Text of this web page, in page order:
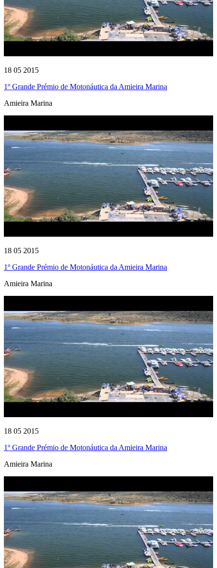
18 05 2015
1º Grande Prémio de Motonáutica da Amieira Marina
Amieira Marina
18 05 2015
1º Grande Prémio de Motonáutica da Amieira Marina
Amieira Marina
18 05 2015
1º Grande Prémio de Motonáutica da Amieira Marina
Amieira Marina